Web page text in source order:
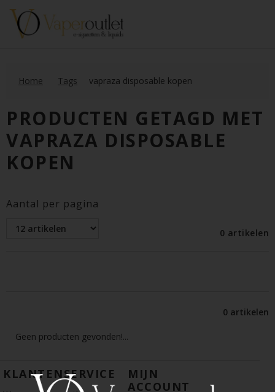
Home Tags vapraza disposable kopen
PRODUCTEN GETAGD MET
VAPRAZA DISPOSABLE
KOPEN
Aantal per pagina
0 artikelen
0 artikelen
Geen producten gevonden!...
KLANTENSERVICE
MIJN
ACCOUNT